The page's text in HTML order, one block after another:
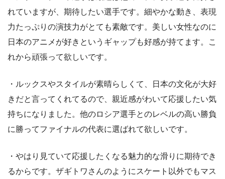
れていますが、期待したい選手です。細やかな動き、表現
力たっぷりの演技力がとても素敵です。美しい女性なのに
日本のアニメが好きというギャップも好感が持てます。こ
れから頑張って欲しいです。
・ルックスやスタイルが素晴らしくて、日本の文化が大好
きだと言ってくれてるので、親近感がわいて応援したい気
持ちになりました。他のロシア選手とのレベルの高い勝負
に勝ってファイナルの代表に選ばれて欲しいです。
・やはり見ていて応援したくなる魅力的な滑りに期待でき
るからです。ザギトワさんのようにスケート以外でもマス